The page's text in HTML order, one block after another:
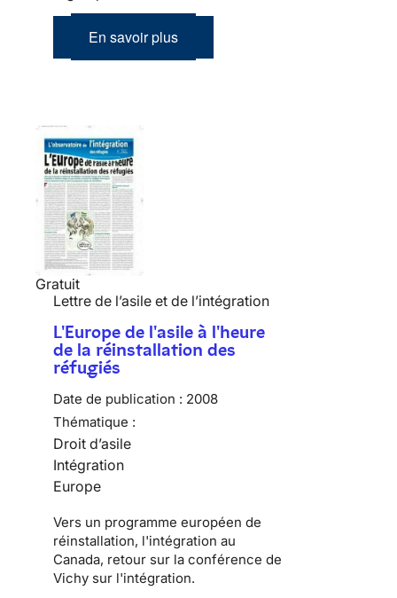
En savoir plus
Gratuit
Lettre de l’asile et de l’intégration
L'Europe de l'asile à l'heure
de la réinstallation des
réfugiés
Date de publication : 2008
Thématique :
Droit d’asile
Intégration
Europe
Vers un programme européen de
réinstallation, l'intégration au
Canada, retour sur la conférence de
Vichy sur l'intégration.